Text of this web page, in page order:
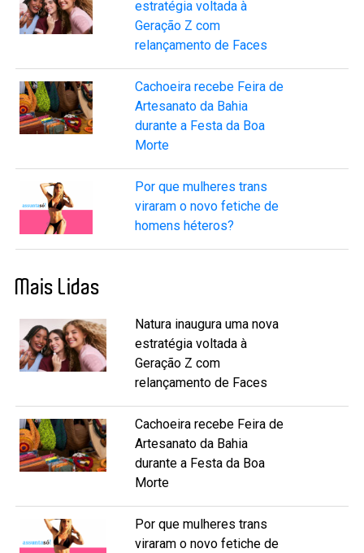
estratégia voltada à
Geração Z com
relançamento de Faces
Cachoeira recebe Feira de
Artesanato da Bahia
durante a Festa da Boa
Morte
Por que mulheres trans
viraram o novo fetiche de
homens héteros?
Mais Lidas
Natura inaugura uma nova
estratégia voltada à
Geração Z com
relançamento de Faces
Cachoeira recebe Feira de
Artesanato da Bahia
durante a Festa da Boa
Morte
Por que mulheres trans
viraram o novo fetiche de